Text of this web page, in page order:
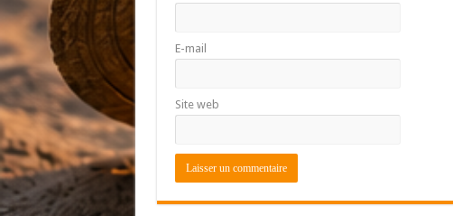
E-mail
Site web